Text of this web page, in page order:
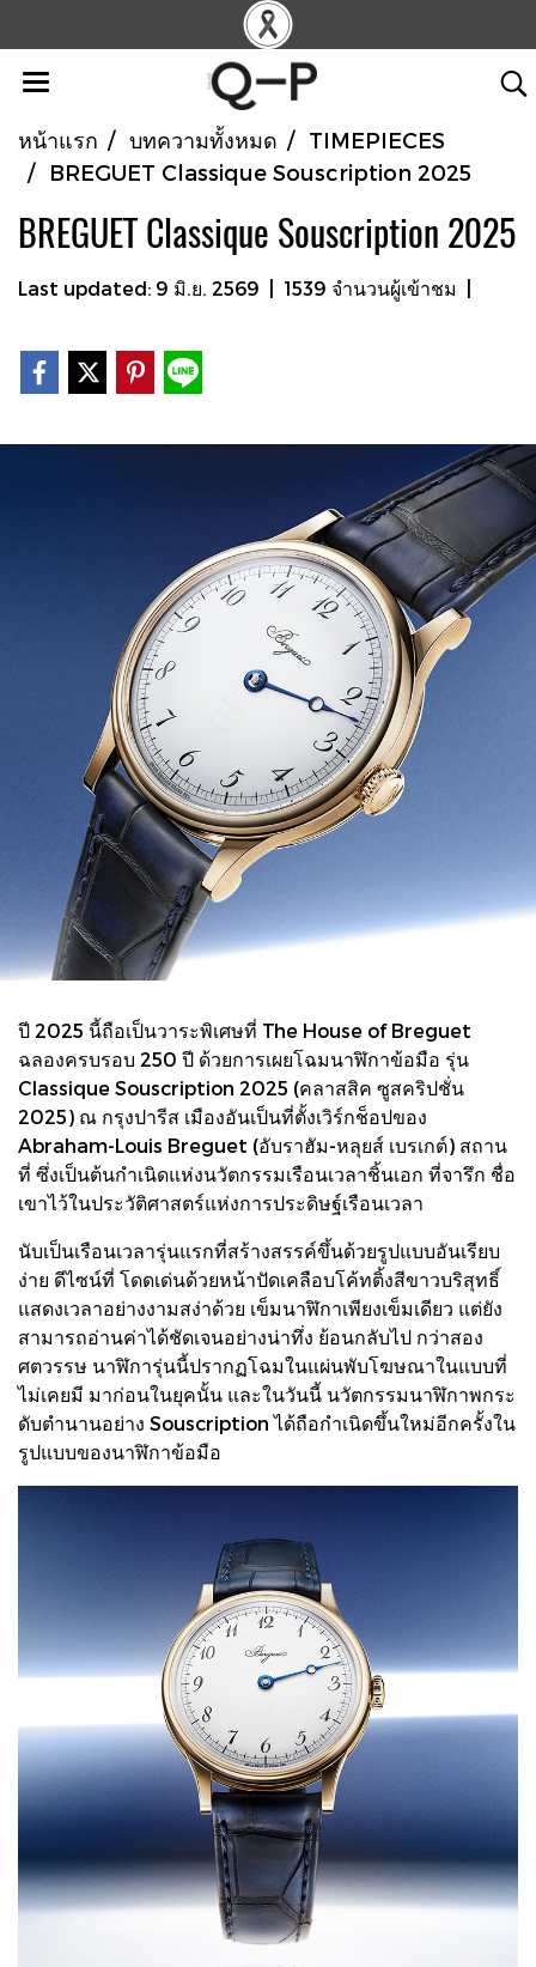
หน้าแรก บทความทั้งหมด
TIMEPIECES
BREGUET Classique Souscription 2025
BREGUET Classique Souscription 2025
Last updated: 9 มิ.ย. 2569 1539 จำนวนผู้เข้าชม
ปี 2025 นี้ถือเป็นวาระพิเศษที่ The House of Breguet
ฉลองครบรอบ 250 ปี ด้วยการเผยโฉมนาฬิกาข้อมือ รุ่น
Classique Souscription 2025 (คลาสสิค ซูสคริปชั่น
2025) ณ กรุงปารีส เมืองอันเป็นที่ตั้งเวิร์กช็อปของ
Abraham-Louis Breguet (อับราฮัม-หลุยส์ เบรเกต์) สถาน
ที่ ซึ่งเป็นต้นกําเนิดแห่งนวัตกรรมเรือนเวลาชิ้นเอก ที่จารึก ชื่อ
เขาไว้ในประวัติศาสตร์แห่งการประดิษฐ์เรือนเวลา
นับเป็นเรือนเวลารุ่นแรกที่สร้างสรรค์ขึ้นด้วยรูปแบบอันเรียบ
ง่าย ดีไซน์ที่ โดดเด่นด้วยหน้าปัดเคลือบโค้ทติ้งสีขาวบริสุทธิ์
แสดงเวลาอย่างงามสง่าด้วย เข็มนาฬิกาเพียงเข็มเดียว แต่ยัง
สามารถอ่านค่าได้ชัดเจนอย่างน่าทึ่ง ย้อนกลับไป กว่าสอง
ศตวรรษ นาฬิการุ่นนี้ปรากฏโฉมในแผ่นพับโฆษณาในแบบที่
ไม่เคยมี มาก่อนในยุคนั้น และในวันนี้ นวัตกรรมนาฬิกาพกระ
ดับตํานานอย่าง Souscription ได้ถือกําเนิดขึ้นใหม่อีกครั้งใน
รูปแบบของนาฬิกาข้อมือ